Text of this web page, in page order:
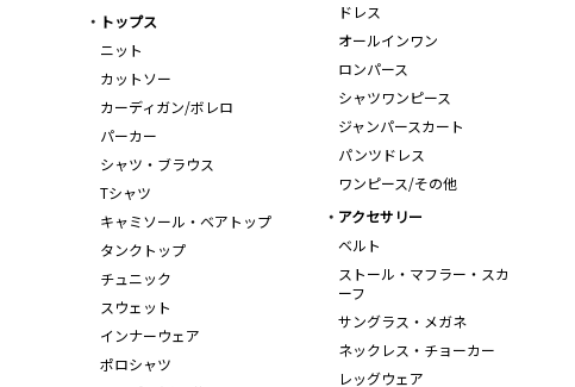
トップス
ニット
カットソー
カーディガン/ボレロ
パーカー
シャツ・ブラウス
Tシャツ
キャミソール・ベアトップ
タンクトップ
チュニック
スウェット
インナーウェア
ポロシャツ
ドレス
オールインワン
ロンパース
シャツワンピース
ジャンパースカート
パンツドレス
ワンピース/その他
アクセサリー
ベルト
ストール・マフラー・スカ
ーフ
サングラス・メガネ
ネックレス・チョーカー
レッグウェア